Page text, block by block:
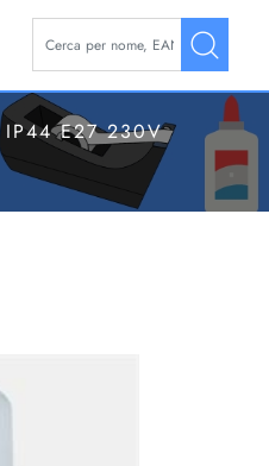
La modifica di un filtro
IP44 E27 230V